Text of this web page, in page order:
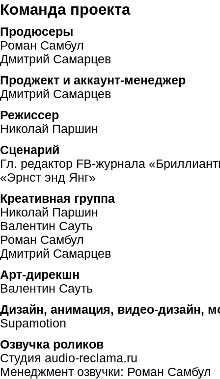
Команда проекта
Продюсеры
Роман Самбул
Дмитрий Самарцев
Проджект и аккаунт-менеджер
Дмитрий Самарцев
Режиссер
Николай Паршин
Сценарий
Гл. редактор FB-журнала
«Эрнст энд Янг»
Креативная группа
Николай Паршин
Валентин Сауть
Роман Самбул
Дмитрий Самарцев
Арт-дирекшн
Валентин Сауть
Дизайн, анимация, видео-дизайн,
Supamotion
Озвучка роликов
Студия audio-reclama.ru
Менеджмент озвучки: Роман Самбул